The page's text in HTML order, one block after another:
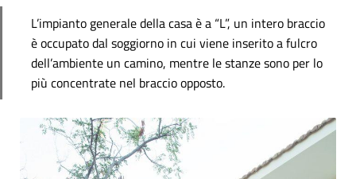
L’impianto generale della casa è a “L”, un intero braccio
è occupato dal soggiorno in cui viene inserito a fulcro
dell’ambiente un camino, mentre le stanze sono per lo
più concentrate nel braccio opposto.